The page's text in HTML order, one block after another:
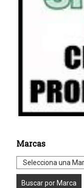
Marcas